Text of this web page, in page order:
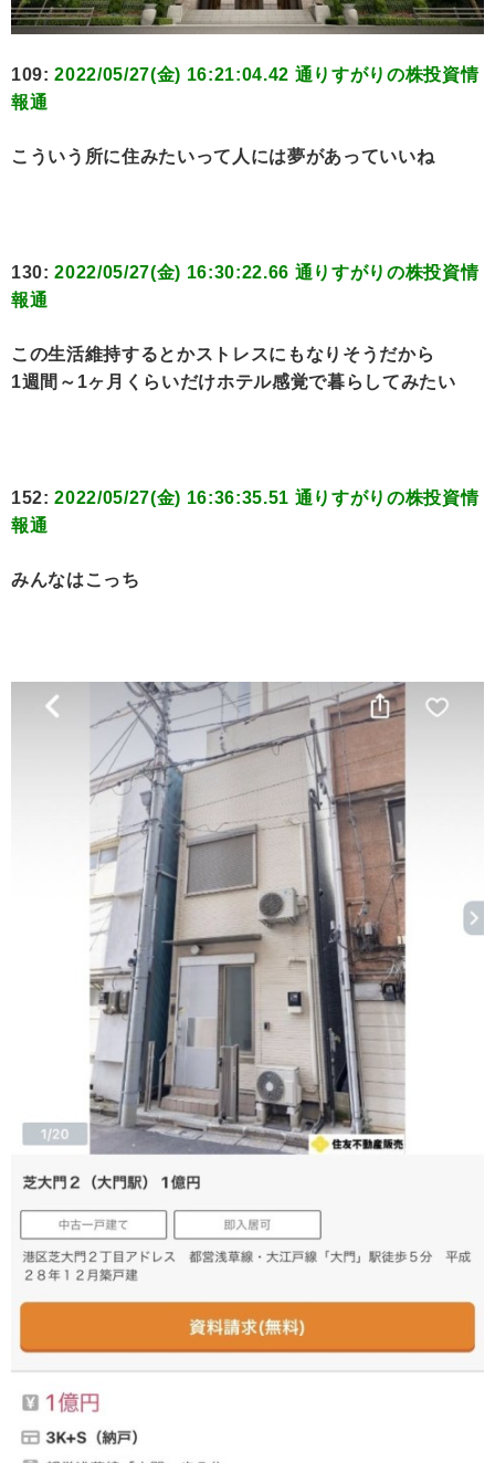
109:2022/05/27(金) 16:21:04.42 通りすがりの株投資情
報通
こういう所に住みたいって人には夢があっていいね
130:2022/05/27(金) 16:30:22.66 通りすがりの株投資情
報通
この生活維持するとかストレスにもなりそうだから
1週間～1ヶ月くらいだけホテル感覚で暮らしてみたい
152:2022/05/27(金) 16:36:35.51 通りすがりの株投資情
報通
みんなはこっち